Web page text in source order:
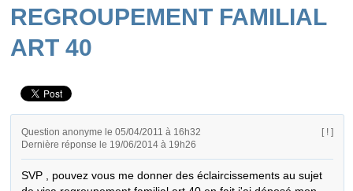
REGROUPEMENT FAMILIAL
ART 40
Question anonyme le 05/04/2011 à 16h32
Dernière réponse le 19/06/2014 à 19h26
[ ! ]
SVP , pouvez vous me donner des éclaircissements au sujet